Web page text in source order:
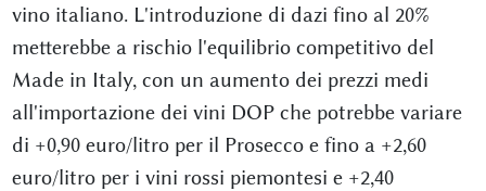
vino italiano. L'introduzione di dazi fino al 20%
metterebbe a rischio l'equilibrio competitivo del
Made in Italy, con un aumento dei prezzi medi
all'importazione dei vini DOP che potrebbe variare
di +0,90 euro/litro per il Prosecco e fino a +2,60
euro/litro per i vini rossi piemontesi e +2,40